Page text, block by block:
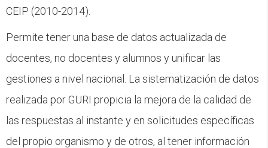
CEIP (2010-2014).
Permite tener una base de datos actualizada de
docentes, no docentes y alumnos y unificar las
gestiones a nivel nacional. La sistematización de datos
realizada por GURI propicia la mejora de la calidad de
las respuestas al instante y en solicitudes específicas
del propio organismo y de otros, al tener información